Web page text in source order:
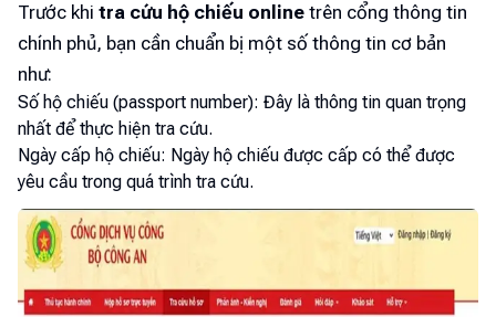
Trước khi tra cứu hộ chiếu online trên cổng thông tin
chính phủ, bạn cần chuẩn bị một số thông tin cơ bản
như:
Số hộ chiếu (passport number): Đây là thông tin quan trọng
nhất để thực hiện tra cứu.
Ngày cấp hộ chiếu: Ngày hộ chiếu được cấp có thể được
yêu cầu trong quá trình tra cứu.